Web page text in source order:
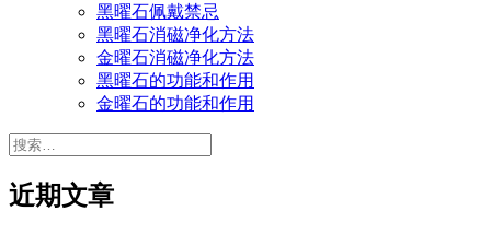
黑曜石佩戴禁忌
黑曜石消磁净化方法
金曜石消磁净化方法
黑曜石的功能和作用
金曜石的功能和作用
搜
近期文章